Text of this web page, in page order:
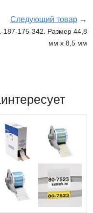
Следующий товар →
187-175-342. Размер 44,8
мм х 8,5 мм